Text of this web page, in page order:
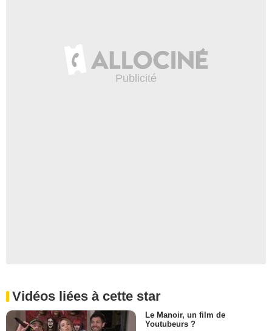
Vidéos liées à cette star
Le Manoir, un film de
Youtubeurs ?